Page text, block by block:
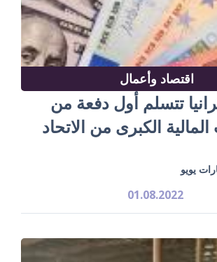
اقتصاد وأعمال
تتسلم أول دفعة من
الكبرى من الاتحاد
01.08.2022